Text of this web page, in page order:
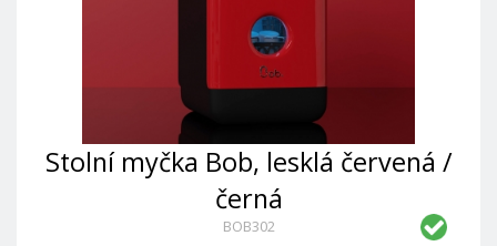
Stolní myčka Bob, lesklá červená /
černá
BOB302